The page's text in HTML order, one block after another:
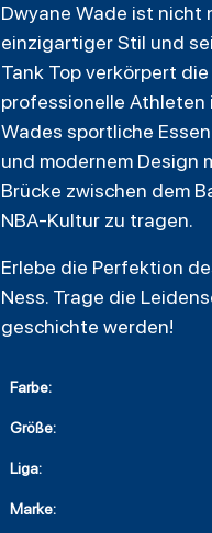
Dwyane Wade ist nicht
einzigartiger Stil und
Tank Top verkörpert
professionelle Athleten
Wades sportliche
und modernem Design
Brücke zwischen dem
NBA-Kultur zu tragen.
Erlebe die Perfektion
Ness. Trage die
geschichte werden!
Farbe:
Größe:
Liga:
Marke: